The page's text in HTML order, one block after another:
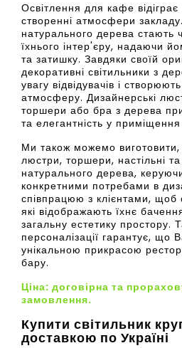
Освітлення для кафе
створенні атмосфери
натурального дерева
їхнього інтер'єру, надаючи
та затишку. Завдяки своїй
декоративні світильники з
увагу відвідувачів і
атмосферу. Дизайнерські
торшери або бра з дерева
та елегантність у
Ми також можемо
люстри, торшери, настільні та
натурального дерева,
конкретними потребами в
співпрацюю з клієнтами, щоб
які відображають їхнє
загальну естетику простору.
персоналізації гарантує, що
унікальною прикрасою
бару.
Ціна: договірна та
замовлення.
Купити світильник
доставкою по Україні